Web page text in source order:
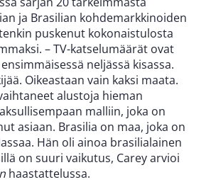
ja Brasilian kohdemarkkinoiden
puskenut kokonaistulosta
– TV-katselumäärät ovat
neljässä kisassa.
Oikeastaan vain kaksi maata.
alustoja hieman
malliin, joka on
asiaan. Brasilia on maa, joka on
Hän oli ainoa brasilialainen
on suuri vaikutus, Carey arvioi
haastattelussa.